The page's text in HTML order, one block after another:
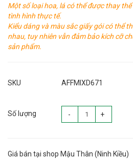
Một số loại hoa, lá có thể được thay
tình hình thực tế.
Kiểu dáng và màu sắc giấy gói có thể
nhau, tuy nhiên vẫn đảm bảo kích cỡ
sản phẩm.
SKU AFFMIXD671
Số lượng - +
Giá bán tại shop Mậu Thân (Ninh Kiều)